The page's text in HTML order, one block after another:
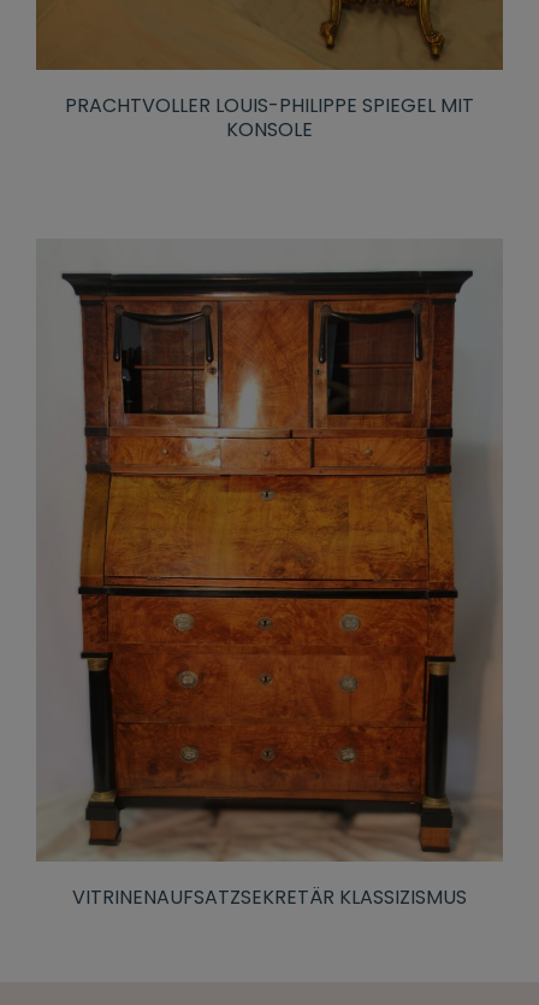
PRACHTVOLLER LOUIS-PHILIPPE SPIEGEL MIT
KONSOLE
VITRINENAUFSATZSEKRETÄR KLASSIZISMUS